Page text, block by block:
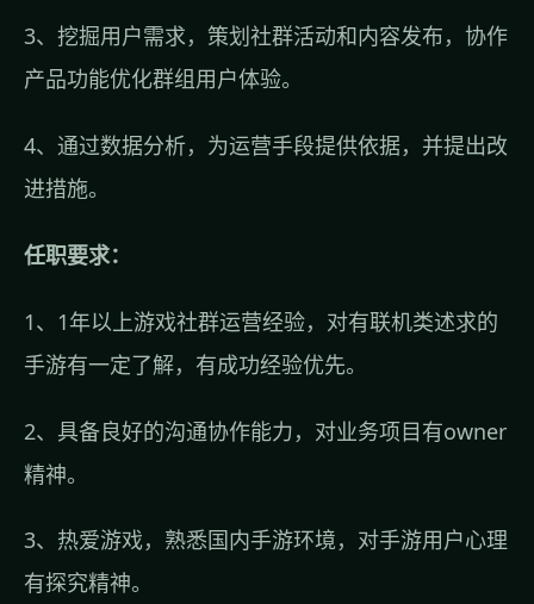
3、挖掘用户需求，策划社群活动和内容发布，协作
产品功能优化群组用户体验。
4、通过数据分析，为运营手段提供依据，并提出改
进措施。
任职要求：
1、1年以上游戏社群运营经验，对有联机类述求的
手游有一定了解，有成功经验优先。
2、具备良好的沟通协作能力，对业务项目有owner
精神。
3、热爱游戏，熟悉国内手游环境，对手游用户心理
有探究精神。